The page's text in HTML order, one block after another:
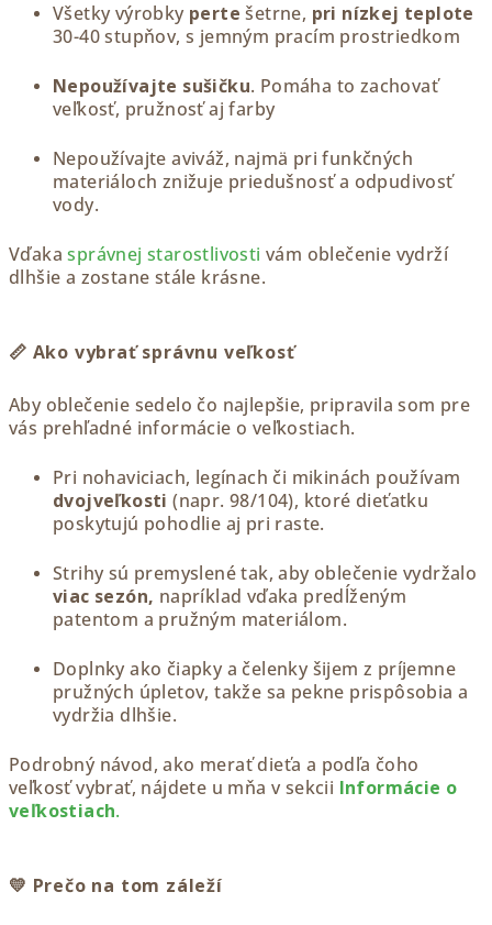
Všetky výrobky perte šetrne, pri nízkej teplote
30-40 stupňov, s jemným pracím prostriedkom
Nepoužívajte sušičku. Pomáha to zachovať
veľkosť, pružnosť aj farby
Nepoužívajte aviváž, najmä pri funkčných
materiáloch znižuje priedušnosť a odpudivosť
vody.
Vďakasprávnej starostlivosti vám oblečenie vydrží
dlhšie a zostane stále krásne.
📏 Ako vybrať správnu veľkosť
Aby oblečenie sedelo čo najlepšie, pripravila som pre
vás prehľadné informácie o veľkostiach.
Pri nohaviciach, legínach či mikinách používam
dvojveľkosti (napr. 98/104), ktoré dieťatku
poskytujú pohodlie aj pri raste.
Strihy sú premyslené tak, aby oblečenie vydržalo
viac sezón, napríklad vďaka predĺženým
patentom a pružným materiálom.
Doplnky ako čiapky a čelenky šijem z príjemne
pružných úpletov, takže sa pekne prispôsobia a
vydržia dlhšie.
Podrobný návod, ako merať dieťa a podľa čoho
veľkosť vybrať, nájdete u mňa v sekcii Informácie o
veľkostiach.
💛 Prečo na tom záleží